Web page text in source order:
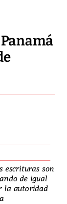
escrituras son
de igual
la autoridad